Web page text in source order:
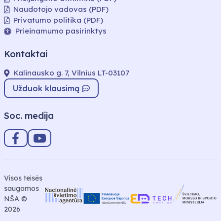
Naudotojo vadovas (PDF)
Privatumo politika (PDF)
Prieinamumo pasirinktys
Kontaktai
Kalinausko g. 7, Vilnius LT-03107
Užduok klausimą
Soc. medija
Visos teisės
saugomos
NŠA ©
2026